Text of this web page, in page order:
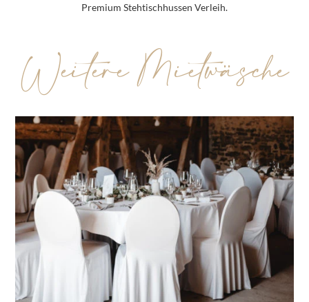
Premium Stehtischhussen Verleih.
Weitere Mietwäsche